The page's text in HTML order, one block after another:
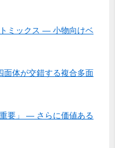
ミックス ― 小物向けベ
面体が交錯する複合多面
要」 ― さらに価値ある